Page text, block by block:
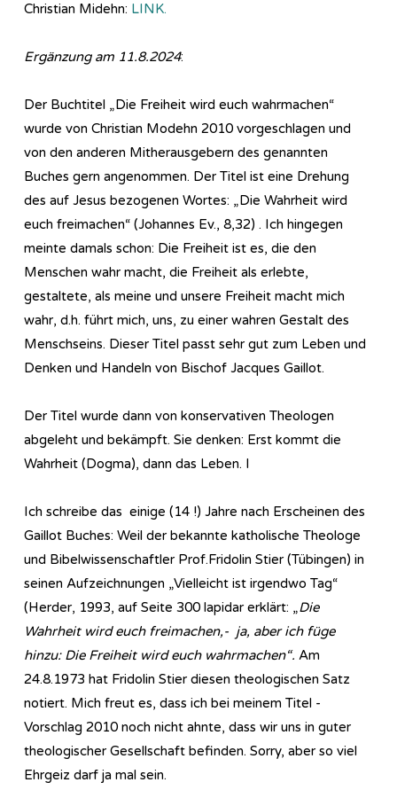
Christian Midehn: LINK.
Ergänzung am 11.8.2024:
Der Buchtitel „Die Freiheit wird euch wahrmachen“
wurde von Christian Modehn 2010 vorgeschlagen und
von den anderen Mitherausgebern des genannten
Buches gern angenommen. Der Titel ist eine Drehung
des auf Jesus bezogenen Wortes: „Die Wahrheit wird
euch freimachen“ (Johannes Ev., 8,32) . Ich hingegen
meinte damals schon: Die Freiheit ist es, die den
Menschen wahr macht, die Freiheit als erlebte,
gestaltete, als meine und unsere Freiheit macht mich
wahr, d.h. führt mich, uns, zu einer wahren Gestalt des
Menschseins. Dieser Titel passt sehr gut zum Leben und
Denken und Handeln von Bischof Jacques Gaillot.
Der Titel wurde dann von konservativen Theologen
abgeleht und bekämpft. Sie denken: Erst kommt die
Wahrheit (Dogma), dann das Leben. I
Ich schreibe das einige (14 !) Jahre nach Erscheinen des
Gaillot Buches: Weil der bekannte katholische Theologe
und Bibelwissenschaftler Prof.Fridolin Stier (Tübingen) in
seinen Aufzeichnungen „Vielleicht ist irgendwo Tag“
(Herder, 1993, auf Seite 300 lapidar erklärt: „Die
Wahrheit wird euch freimachen,- ja, aber ich füge
hinzu: Die Freiheit wird euch wahrmachen“. Am
24.8.1973 hat Fridolin Stier diesen theologischen Satz
notiert. Mich freut es, dass ich bei meinem Titel -
Vorschlag 2010 noch nicht ahnte, dass wir uns in guter
theologischer Gesellschaft befinden. Sorry, aber so viel
Ehrgeiz darf ja mal sein.